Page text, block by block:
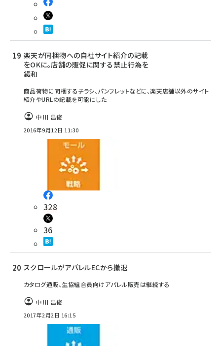
楽天が同梱物への自社サイト紹介の記載
をOKに。店舗の販促に関する禁止行為を
緩和
商品荷物に同梱するチラシ、パンフレットなどに、楽天店舗以外のサイト
紹介やURLの記載を可能にした
中川 昌俊
2016年9月12日 11:30
328
36
スクロールがアパレルECから撤退
カタログ通販、生協組合員向けアパレル販売は継続する
中川 昌俊
2017年2月2日 16:15